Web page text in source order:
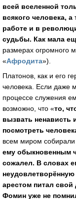
всей вселенной
всякого человека, а
работе и в
судьбы. Как мала
размерах огромного
«Афродита»).
Платонов, как и его
человека. Если даже
процессе служения
возможно, что «то,
вызвать ненависть
посмотреть
всем миром
ему обыкновенным
сожалел. В словах
арестом питал свой
Фомин уже не